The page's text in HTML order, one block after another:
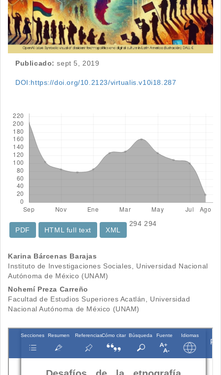
Publicado: sept 5, 2019
DOI:https://doi.org/10.2123/virtualis.v10i18.287
294
PDF
294
HTML full text
XML
Contenido
principal
del
artículo
Karina Bárcenas Barajas
Instituto de Investigaciones Sociales, Universidad Nacional
Autónoma de México (UNAM)
Nohemí Preza Carreño
Facultad de Estudios Superiores Acatlán, Universidad
Nacional Autónoma de México (UNAM)